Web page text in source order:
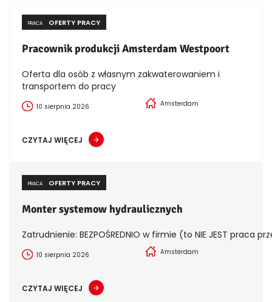
PRACA OFERTY PRACY
Pracownik produkcji Amsterdam Westpoort
Oferta dla osób z własnym zakwaterowaniem i
transportem do pracy
10 sierpnia 2026 Amsterdam
CZYTAJ WIĘCEJ
PRACA OFERTY PRACY
Monter systemow hydraulicznych
Zatrudnienie: BEZPOŚREDNIO w firmie (to NIE JEST praca
10 sierpnia 2026 Amsterdam
CZYTAJ WIĘCEJ